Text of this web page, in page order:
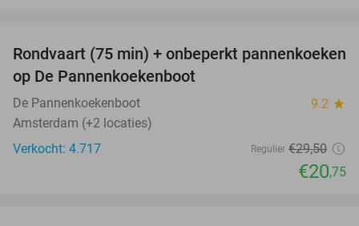
30%
Rondvaart (75 min) + onbeperkt pannenkoeken
op De Pannenkoekenboot
De Pannenkoekenboot 9.2 star
Amsterdam (+2 locaties)
Verkocht: 4.717
Regulier €29,50
€20,75